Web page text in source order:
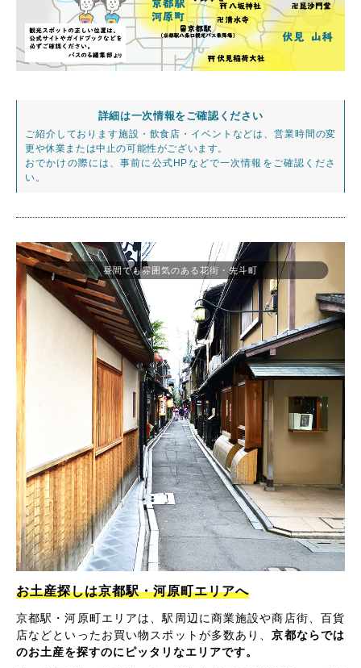
詳細は一次情報をご確認ください
ご紹介しております施設・飲食店・イベントなどは、営業時間の変
更や休業または中止の可能性がございます。
おでかけの際には、事前に公式HPなどで一次情報をご確認くださ
い。
昼間でも雰囲気のある花街・先斗町
お土産探しは京都駅・河原町エリアへ
京都駅・河原町エリアは、駅周辺に商業施設や商店街、百貨
店などといったお買い物スポットが多数あり、京都ならでは
のお土産を探すのにピッタリなエリアです。